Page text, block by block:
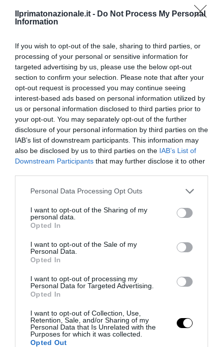
Ilprimatonazionale.it - Do Not Process My Personal
Information
If you wish to opt-out of the sale, sharing to third parties, or
processing of your personal or sensitive information for
targeted advertising by us, please use the below opt-out
section to confirm your selection. Please note that after your
opt-out request is processed you may continue seeing
interest-based ads based on personal information utilized by
us or personal information disclosed to third parties prior to
your opt-out. You may separately opt-out of the further
disclosure of your personal information by third parties on the
IAB’s list of downstream participants. This information may
also be disclosed by us to third parties on the IAB’s List of
Downstream Participants that may further disclose it to other
Please note that this website/app uses one or more Google
not limited to your visit or usage behaviour. You may click to
grant or deny consent to Google and its third-party tags to
use your data for below specified purposes in below Google
consent section.
Personal Data Processing Opt Outs
I want to opt-out of the Sharing of my
personal data.
Opted In
I want to opt-out of the Sale of my
Personal Data.
Opted In
I want to opt-out of processing my
Personal Data for Targeted Advertising.
Opted In
I want to opt-out of Collection, Use,
Retention, Sale, and/or Sharing of my
Personal Data that Is Unrelated with the
Purposes for which it was collected.
Opted Out
YOU MAY ALSO LIKE
La Camera boccia il patentino antifascista per parlare a
Montecitorio: palo clamoroso del Pd